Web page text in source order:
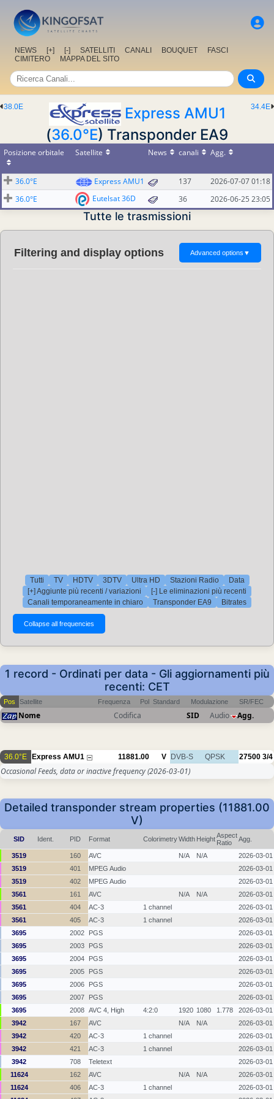
NEWS [+] [-] SATELLITI CANALI BOUQUET
FASCI
CIMITERO
MAPPA DEL SITO
34.4E
38.0E
Express AMU1
(36.0°E) Transponder EA9
Posizione orbitale Satellite News canali Agg.
36.0°E Express AMU1 137
2026-07-07 01:18
36.0°E
Eutelsat 36D 36 2026-06-25 23:05
Tutte le trasmissioni
Filtering and display options Advanced options ▼
Tutti TV HDTV 3DTV Ultra HD Stazioni Radio
Data
[+] Aggiunte più recenti / variazioni
[-] Le eliminazioni più recenti
Canali temporaneamente in chiaro
Transponder EA9 Bitrates
1 record - Ordinati per data - Gli aggiornamenti più
recenti: CET
Pos Satellite Frequenza Pol Standard Modulazione SR/FEC
Nome Codifica SID Audio Agg.
36.0°E Express AMU1 11881.00 V DVB-S QPSK 27500 3/4
Occasional Feeds, data or inactive frequency(2026-03-01)
Detailed transponder stream properties (11881.00
V)
SID Ident. PID Format ColorimetryWidth HeightAspect
Ratio
Agg.
3519 160 AVC N/A N/A
2026-03-01
3519
401 MPEG Audio
2026-03-01
3519
402 MPEG Audio
2026-03-01
3561
161 AVC N/A N/A
2026-03-01
3561
404 AC-3 1 channel
2026-03-01
3561
405 AC-3 1 channel
2026-03-01
3695
2002 PGS
2026-03-01
3695
2003 PGS
2026-03-01
3695
2004 PGS
2026-03-01
3695
2005 PGS
2026-03-01
3695
2006 PGS
2026-03-01
3695
2007 PGS
2026-03-01
3695
2008 AVC 4, High 4:2:0 1920 1080 1.778
2026-03-01
3942
167 AVC N/A N/A
2026-03-01
3942
420 AC-3 1 channel
2026-03-01
3942
421 AC-3 1 channel
2026-03-01
3942
708 Teletext
2026-03-01
11624
162 AVC N/A N/A
2026-03-01
11624
406 AC-3 1 channel
2026-03-01